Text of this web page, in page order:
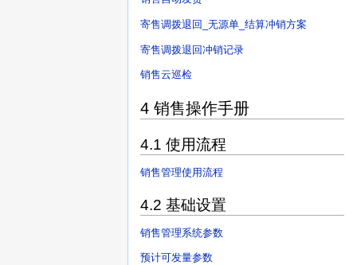
寄售调拨退回_无源单_结算冲销方案
寄售调拨退回冲销记录
销售云巡检
4 销售操作手册
4.1 使用流程
销售管理使用流程
4.2 基础设置
销售管理系统参数
预计可发量参数